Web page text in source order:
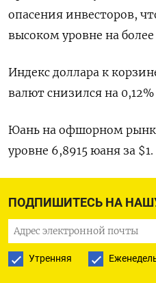
ПОДПИШИТЕСЬ НА
Утренняя
опасения инвесторов,
высоком уровне на
Индекс доллара к
валют снизился на 0,12%
Юань на офшорном
уровне 6,8915 юаня за $1.
доступен по коду:
Томаш Каник)